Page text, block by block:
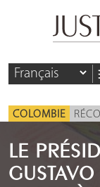
COLOMBIE
LE
GUSTAVO